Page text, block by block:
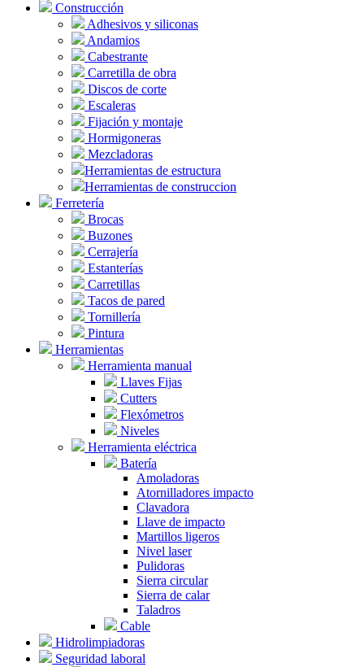
Construcción
Adhesivos y siliconas
Andamios
Cabestrante
Carretilla de obra
Discos de corte
Escaleras
Fijación y montaje
Hormigoneras
Mezcladoras
Herramientas de estructura
Herramientas de construccion
Ferretería
Brocas
Buzones
Cerrajería
Estanterías
Carretillas
Tacos de pared
Tornillería
Pintura
Herramientas
Herramienta manual
Llaves Fijas
Cutters
Flexómetros
Niveles
Herramienta eléctrica
Batería
Amoladoras
Atornilladores impacto
Clavadora
Llave de impacto
Martillos ligeros
Nivel laser
Pulidoras
Sierra circular
Sierra de calar
Taladros
Cable
Hidrolimpiadoras
Seguridad laboral